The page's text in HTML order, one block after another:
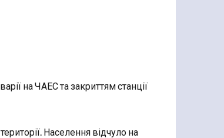
на ЧАЕС та закриттям станції
Населення відчуло на